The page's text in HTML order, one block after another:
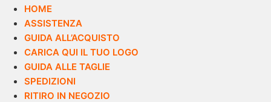
HOME
ASSISTENZA
GUIDA ALL’ACQUISTO
CARICA QUI IL TUO LOGO
GUIDA ALLE TAGLIE
SPEDIZIONI
RITIRO IN NEGOZIO